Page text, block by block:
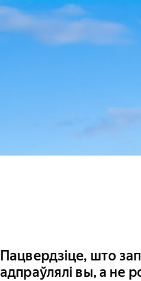
Пацвердзіце, што
адпраўлялі вы, а не